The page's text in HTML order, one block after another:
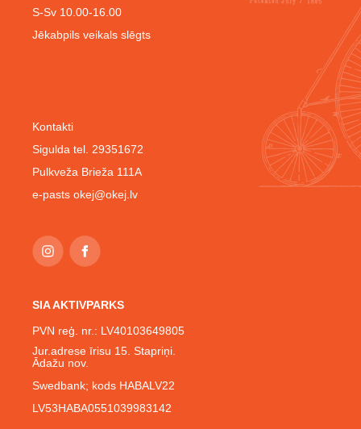
Kontakti
Sigulda tel. 29351672
Pulkveža Brieža 111A
e-pasts okej@okej.lv
S-Sv 10.00-16.00
Jēkabpils veikals slēgts
SIA AKTIVPARKS
PVN reģ. nr.: LV40103649805
Jur.adrese īrisu 15. Stapriņi.
Ādažu nov.
Swedbank; kods HABALV22
LV53HABA0551039983142